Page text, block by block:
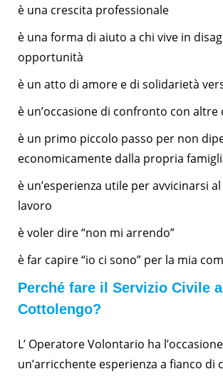
è una crescita professionale
è una forma di aiuto a chi vive in
opportunità
è un atto di amore e di solidarietà
è un’occasione di confronto con
è un primo piccolo passo per non
economicamente dalla propria
è un’esperienza utile per avvicinarsi
lavoro
è voler dire “non mi arrendo”
è far capire “io ci sono” per la mia
Perché fare il Servizio Civile al
Cottolengo?
L’ Operatore Volontario ha
un’arricchente esperienza a fianco di